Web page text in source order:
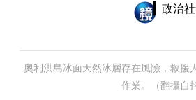
政治
奧利洪島冰面天然冰層存在風險，救援
作業。（翻攝自